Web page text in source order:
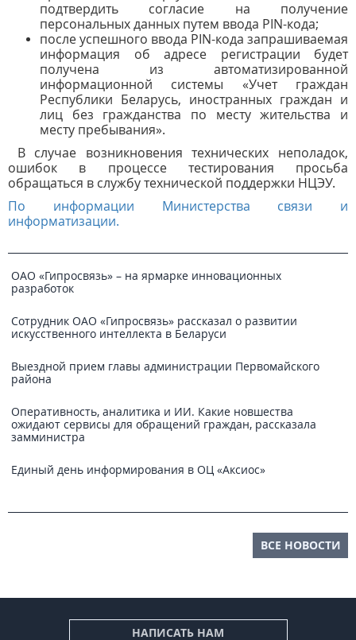
подтвердить согласие на получение
персональных данных путем ввода PIN-кода;
после успешного ввода PIN-кода запрашиваемая
информация об адресе регистрации будет
получена из автоматизированной
информационной системы «Учет граждан
Республики Беларусь, иностранных граждан и
лиц без гражданства по месту жительства и
месту пребывания».
В случае возникновения технических неполадок,
ошибок в процессе тестирования просьба
обращаться в службу технической поддержки НЦЭУ.
По информации Министерства связи и
информатизации.
ОАО «Гипросвязь» – на ярмарке инновационных
разработок
Сотрудник ОАО «Гипросвязь» рассказал о развитии
искусственного интеллекта в Беларуси
Выездной прием главы администрации Первомайского
района
Оперативность, аналитика и ИИ. Какие новшества
ожидают сервисы для обращений граждан, рассказала
замминистра
Единый день информирования в ОЦ «Аксиос»
ВСЕ НОВОСТИ
НАПИСАТЬ НАМ